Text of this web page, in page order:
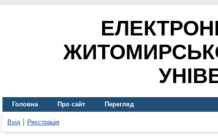
Головна Про сайт Перегляд
Вхід Реєстрація